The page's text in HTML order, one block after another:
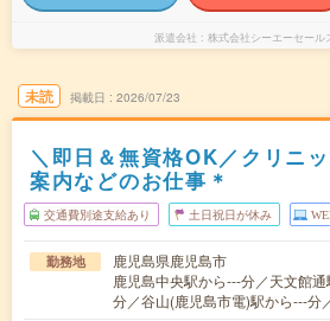
派遣会社 株式会社シーエーセール
未読 掲載日 2026/07/23
＼即日＆無資格OK／クリニ
案内などのお仕事＊
交通費別途支給あり 土日祝日が休み
勤務地
鹿児島県鹿児島市
鹿児島中央駅から---分／天文館
分／谷山(鹿児島市電)駅から---分